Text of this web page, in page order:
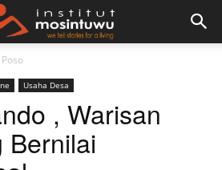
Usaha Desa
, Warisan
Bernilai